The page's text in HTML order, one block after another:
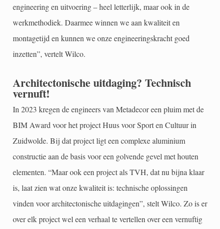
engineering en uitvoering – heel letterlijk, maar ook in de
werkmethodiek. Daarmee winnen we aan kwaliteit en
montagetijd en kunnen we onze engineeringskracht goed
inzetten”, vertelt Wilco.
Architectonische uitdaging? Technisch
vernuft!
In 2023 kregen de engineers van Metadecor een pluim met de
BIM Award voor het project Huus voor Sport en Cultuur in
Zuidwolde. Bij dat project ligt een complexe aluminium
constructie aan de basis voor een golvende gevel met houten
elementen. “Maar ook een project als TVH, dat nu bijna klaar
is, laat zien wat onze kwaliteit is: technische oplossingen
vinden voor architectonische uitdagingen”, stelt Wilco. Zo is er
over elk project wel een verhaal te vertellen over een vernuftig